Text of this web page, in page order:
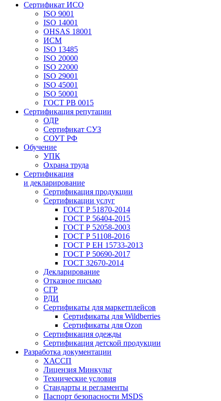
Сертификат ИСО
ISO 9001
ISO 14001
OHSAS 18001
ИСМ
ISO 13485
ISO 20000
ISO 22000
ISO 29001
ISO 45001
ISO 50001
ГОСТ РВ 0015
Сертификация репутации
ОДР
Сертификат СУЗ
СОУТ РФ
Обучение
УПК
Охрана труда
Сертификация
и декларирование
Сертификация продукции
Сертификации услуг
ГОСТ Р 51870-2014
ГОСТ Р 56404-2015
ГОСТ Р 52058-2003
ГОСТ Р 51108-2016
ГОСТ Р ЕН 15733-2013
ГОСТ Р 50690-2017
ГОСТ 32670-2014
Декларирование
Отказное письмо
СГР
РДИ
Сертификаты для маркетплейсов
Сертификаты для Wildberries
Сертификаты для Ozon
Сертификация одежды
Сертификация детской продукции
Разработка документации
ХАССП
Лицензия Минкульт
Технические условия
Стандарты и регламенты
Паспорт безопасности MSDS